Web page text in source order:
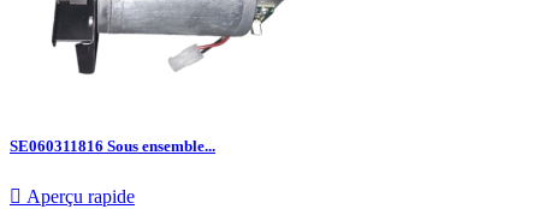
SE060311816 Sous ensemble...
 Aperçu rapide